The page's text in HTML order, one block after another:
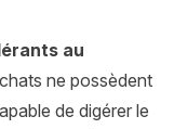
au
ne possèdent
de digérer le